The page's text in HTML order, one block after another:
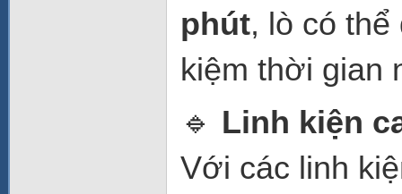
phút, lò có
kiệm thời gian
🔹 Linh kiện
Với các linh